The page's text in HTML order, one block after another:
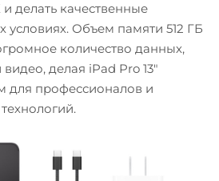
делать качественные
Объем памяти 512 ГБ
количество данных,
делая iPad Pro 13"
для профессионалов и